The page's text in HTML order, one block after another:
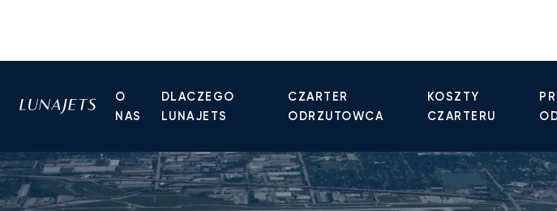
O
NAS
DLACZEGO
LUNAJETS
CZARTER
ODRZUTOWCA
KOSZTY
CZARTERU